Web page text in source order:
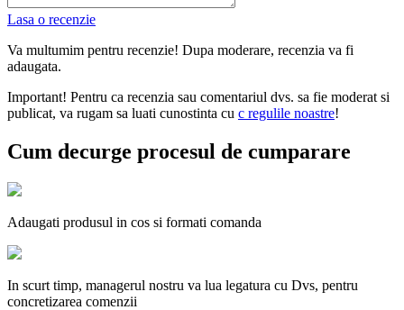
Lasa o recenzie
Va multumim pentru recenzie! Dupa moderare, recenzia va fi
adaugata.
Important! Pentru ca recenzia sau comentariul dvs. sa fie moderat si
publicat, va rugam sa luati cunostinta cu с regulile noastre!
Cum decurge procesul de cumparare
Adaugati produsul in cos si formati comanda
In scurt timp, managerul nostru va lua legatura cu Dvs, pentru
concretizarea comenzii